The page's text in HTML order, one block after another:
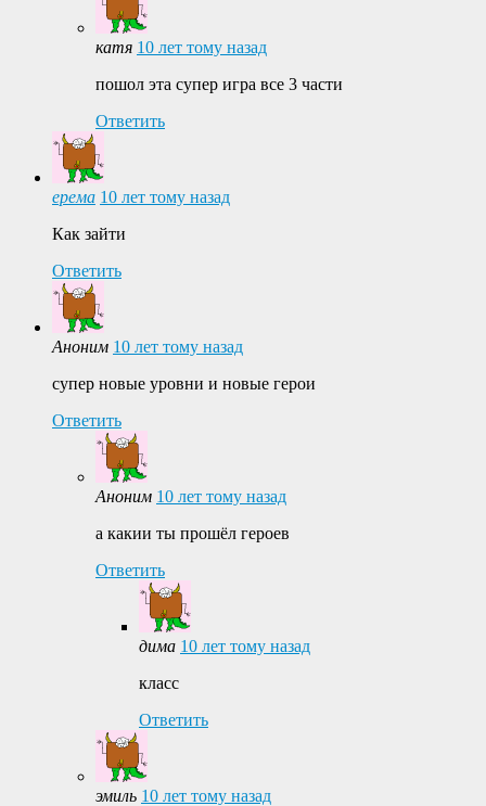
катя 10 лет тому назад
пошол эта супер игра все 3 части
Ответить
ерема 10 лет тому назад
Как зайти
Ответить
Аноним 10 лет тому назад
супер новые уровни и новые герои
Ответить
Аноним 10 лет тому назад
а какии ты прошёл героев
Ответить
дима 10 лет тому назад
класс
Ответить
эмиль 10 лет тому назад